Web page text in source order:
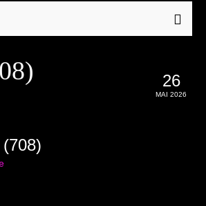
26
MAI 2026